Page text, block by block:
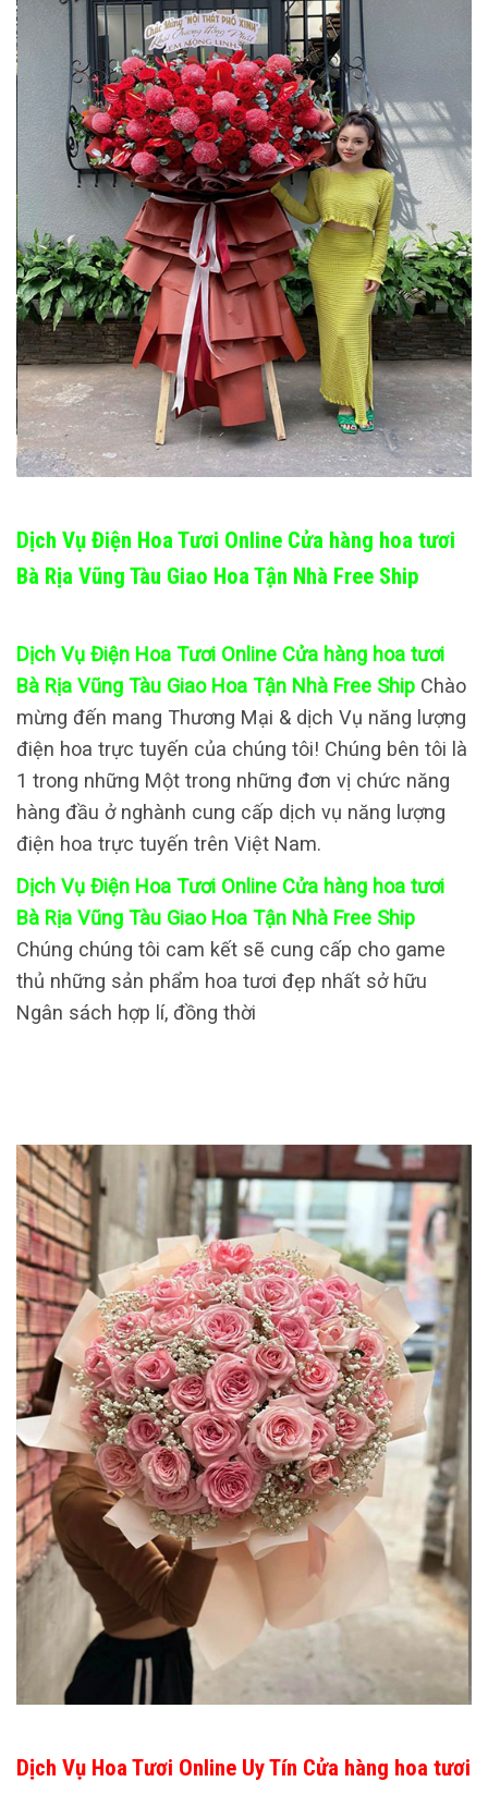
Dịch Vụ Điện Hoa Tươi Online Cửa hàng hoa tươi
Bà Rịa Vũng Tàu Giao Hoa Tận Nhà Free Ship
Dịch Vụ Điện Hoa Tươi Online Cửa hàng hoa tươi
Bà Rịa Vũng Tàu Giao Hoa Tận Nhà Free Ship Chào
mừng đến mang Thương Mại & dịch Vụ năng lượng
điện hoa trực tuyến của chúng tôi! Chúng bên tôi là
1 trong những Một trong những đơn vị chức năng
hàng đầu ở nghành cung cấp dịch vụ năng lượng
điện hoa trực tuyến trên Việt Nam.
Dịch Vụ Điện Hoa Tươi Online Cửa hàng hoa tươi
Bà Rịa Vũng Tàu Giao Hoa Tận Nhà Free Ship
Chúng chúng tôi cam kết sẽ cung cấp cho game
thủ những sản phẩm hoa tươi đẹp nhất sở hữu
Ngân sách hợp lí, đồng thời
Dịch Vụ Hoa Tươi Online Uy Tín Cửa hàng hoa tươi